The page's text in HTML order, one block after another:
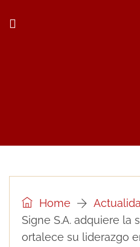
Home
Signe S.A. adquiere la
ortalece su liderazgo